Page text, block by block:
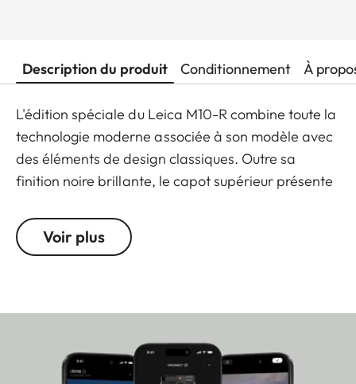
Description du produit Conditionnement À
L'édition spéciale du Leica M10-R combine toute la
technologie moderne associée à son modèle avec
des éléments de design classiques. Outre sa
finition noire brillante, le capot supérieur présente
Wetzlar". Les molettes de réglage des ISO et des
vitesse d'obturation présentent un moletage en
point rouge emblématique de Leica a également
édition exclusive du Leica M10-R est limitée à 2
Voir plus